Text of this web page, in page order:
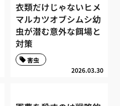
衣類だけじゃないヒメ
マルカツオブシムシ幼
虫が潜む意外な餌場と
対策
2026.03.30
害虫